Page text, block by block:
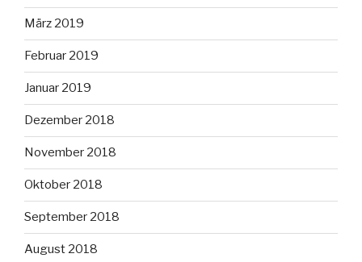
März 2019
Februar 2019
Januar 2019
Dezember 2018
November 2018
Oktober 2018
September 2018
August 2018